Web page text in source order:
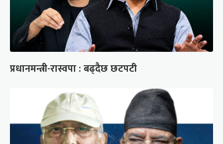
प्रधानमन्त्री-रास्वपा : बढ्दैछ छटपटी